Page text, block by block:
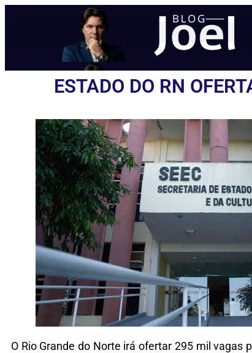
ESTADO DO RN
O Rio Grande do Norte irá ofertar 295 mil